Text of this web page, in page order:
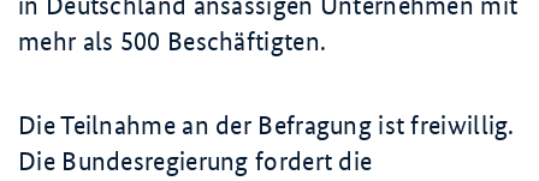
mehr als 500 Beschäftigten.
Die Teilnahme an der Befragung ist freiwillig.
Die Bundesregierung fordert die